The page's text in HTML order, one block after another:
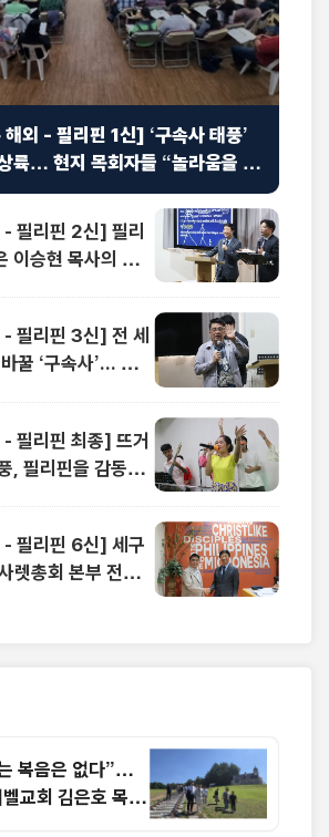
외 - 필리핀 1신] ‘구속사 태풍’
륙… 현지 목회자들 “놀라움을 넘
”
필리핀 2신] 필리
이승현 목사의 맞
필리핀 3신] 전 세
꿀 ‘구속사’... 동남
필리핀 최종] 뜨거
, 필리핀을 감동으
- 필리핀 6신] 세구
렛총회 본부 전격
복음은 없다”…
교회 김은호 목사